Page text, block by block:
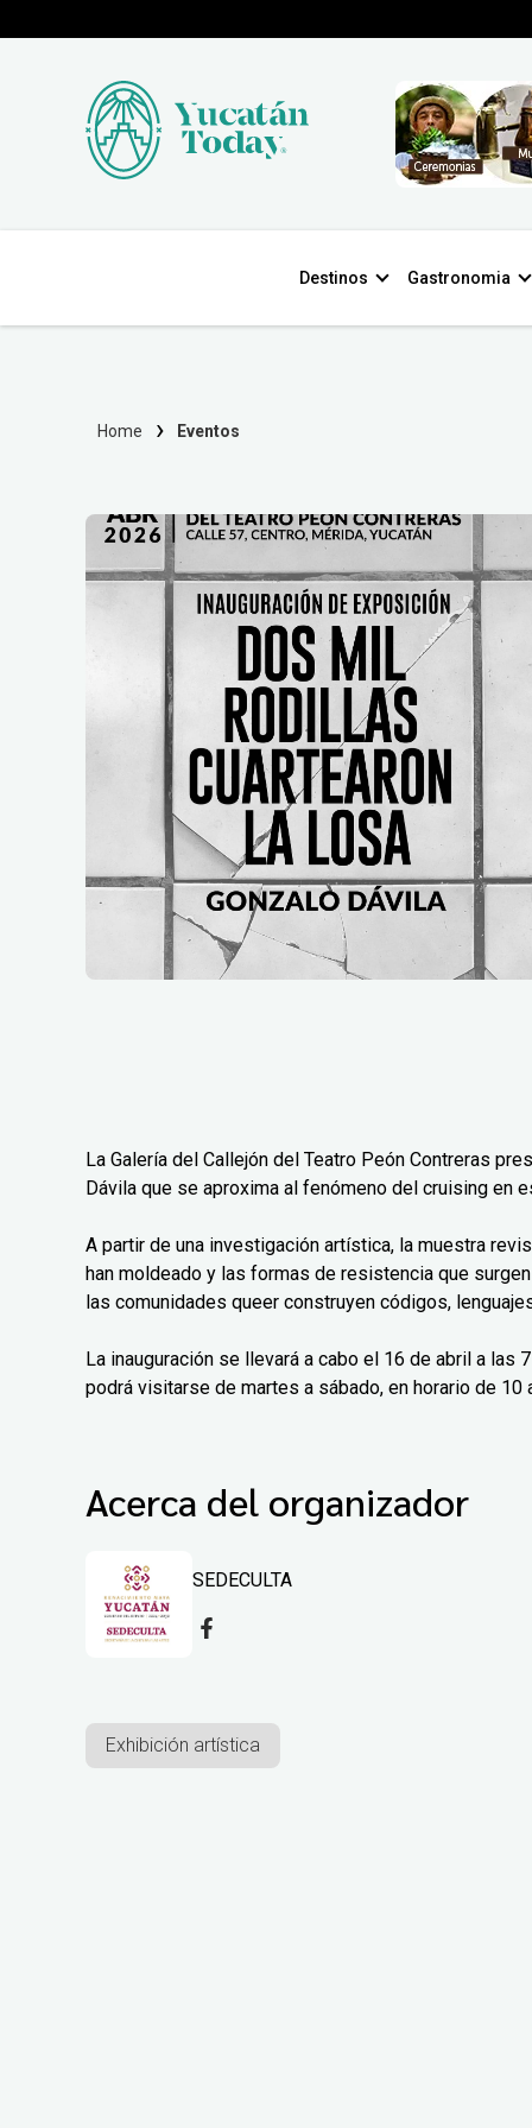
Destinos Gastronomia
Home Eventos
La Galería del Callejón del Teatro Peón Contreras
Dávila que se aproxima al fenómeno del cruising en
A partir de una investigación artística, la muestra
han moldeado y las formas de resistencia que
las comunidades queer construyen códigos,
La inauguración se llevará a cabo el 16 de abril a las
podrá visitarse de martes a sábado, en horario de 10
Acerca del organizador
SEDECULTA
Exhibición artística